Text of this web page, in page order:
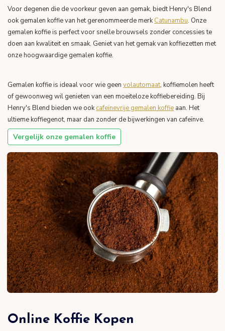
Voor degenen die de voorkeur geven aan gemak, biedt Henry's Blend
ook gemalen koffie van het gerenommeerde merkCatunambu. Onze
gemalen koffie is perfect voor snelle brouwsels zonder concessies te
doen aan kwaliteit en smaak. Geniet van het gemak van koffiezetten met
onze hoogwaardige gemalen koffie.
Gemalen koffie is ideaal voor wie geen volautomaat, koffiemolen heeft
of gewoonweg wil genieten van een moeiteloze koffiebereiding. Bij
Henry's Blend bieden we ookcafeïnevrije gemalen koffie aan. Het
ultieme koffiegenot, maar dan zonder de bijwerkingen van cafeïnve.
Vergelijk onze gemalen koffie
Online Koffie Kopen